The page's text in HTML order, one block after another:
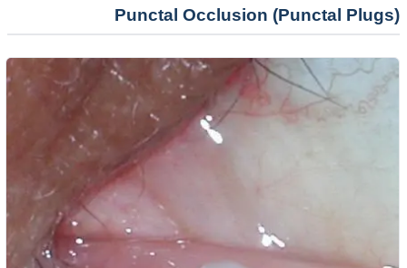
Punctal Occlusion (Punctal Plugs)